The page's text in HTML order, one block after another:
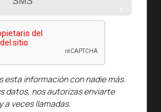
esta información con nadie más.
autorizas enviarte
a veces llamadas.